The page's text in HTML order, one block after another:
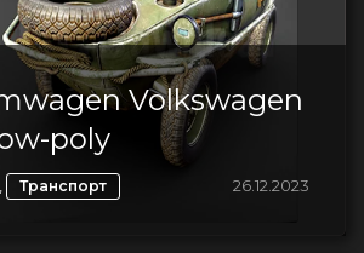
Volkswagen
poly
, Транспорт 26.12.2023